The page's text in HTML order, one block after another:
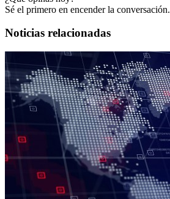
Sé el primero en encender la conversación.
Noticias relacionadas